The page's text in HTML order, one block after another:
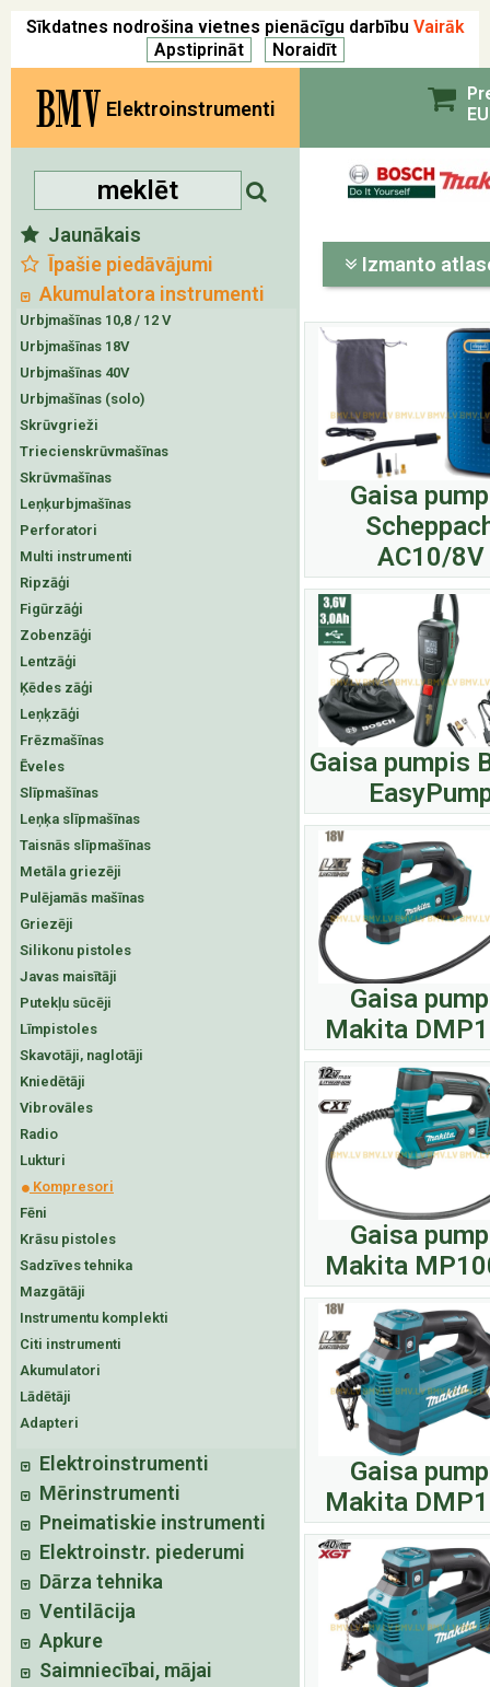
Sīkdatnes nodrošina vietnes pienācīgu darbību Vairāk
BMV Elektroinstrumenti
Jaunākais
Īpašie piedāvājumi
Akumulatora instrumenti
Urbjmašīnas 10,8 / 12 V
Urbjmašīnas 18V
Urbjmašīnas 40V
Urbjmašīnas (solo)
Skrūvgrieži
Triecienskrūvmašīnas
Skrūvmašīnas
Leņķurbjmašīnas
Perforatori
Multi instrumenti
Ripzāģi
Figūrzāģi
Zobenzāģi
Lentzāģi
Ķēdes zāģi
Leņķzāģi
Frēzmašīnas
Ēveles
Slīpmašīnas
Leņķa slīpmašīnas
Taisnās slīpmašīnas
Metāla griezēji
Pulējamās mašīnas
Griezēji
Silikonu pistoles
Javas maisītāji
Putekļu sūcēji
Līmpistoles
Skavotāji, naglotāji
Kniedētāji
Vibrovāles
Radio
Lukturi
Kompresori
Fēni
Krāsu pistoles
Sadzīves tehnika
Mazgātāji
Instrumentu komplekti
Citi instrumenti
Akumulatori
Lādētāji
Adapteri
Elektroinstrumenti
Mērinstrumenti
Pneimatiskie instrumenti
Elektroinstr. piederumi
Dārza tehnika
Ventilācija
Apkure
Saimniecībai, mājai
Izmanto
Gaisa
AC10/8V
Gaisa pumpis
Gaisa
Makita
Gaisa
Makita
Gaisa
Makita